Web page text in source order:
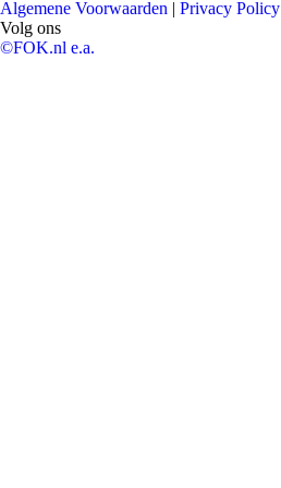
Algemene Voorwaarden | Privacy Policy
Volg ons
©FOK.nl e.a.